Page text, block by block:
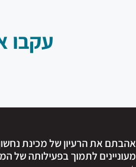
עקבו
אהבתם את הרעיון של מכינת
מעוניינים לתמוך בפעילותה של